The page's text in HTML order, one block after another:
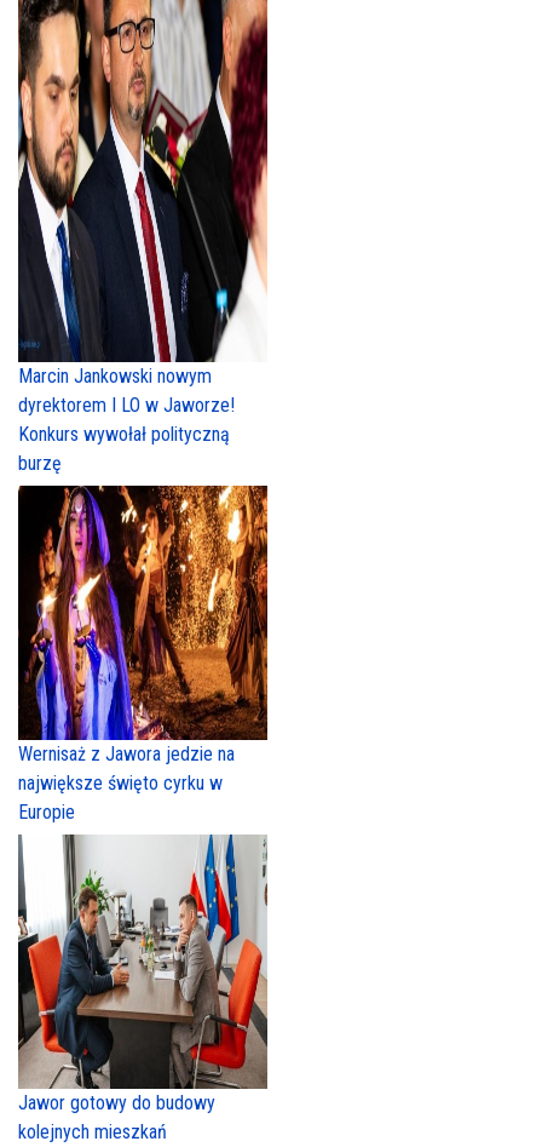
Marcin Jankowski nowym
dyrektorem I LO w Jaworze!
Konkurs wywołał polityczną
burzę
Wernisaż z Jawora jedzie na
największe święto cyrku w
Europie
Jawor gotowy do budowy
kolejnych mieszkań